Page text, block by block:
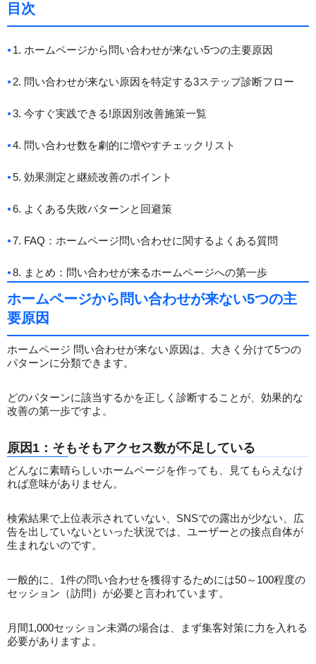
目次
1. ホームページから問い合わせが来ない5つの主要原因
2. 問い合わせが来ない原因を特定する3ステップ診断フロー
3. 今すぐ実践できる!原因別改善施策一覧
4. 問い合わせ数を劇的に増やすチェックリスト
5. 効果測定と継続改善のポイント
6. よくある失敗パターンと回避策
7. FAQ：ホームページ問い合わせに関するよくある質問
8. まとめ：問い合わせが来るホームページへの第一歩
ホームページから問い合わせが来ない5つの主
要原因
ホームページ 問い合わせが来ない原因は、大きく分けて5つの
パターンに分類できます。
どのパターンに該当するかを正しく診断することが、効果的な
改善の第一歩ですよ。
原因1：そもそもアクセス数が不足している
どんなに素晴らしいホームページを作っても、見てもらえなけ
れば意味がありません。
検索結果で上位表示されていない、SNSでの露出が少ない、広
告を出していないといった状況では、ユーザーとの接点自体が
生まれないのです。
一般的に、1件の問い合わせを獲得するためには50～100程度の
セッション（訪問）が必要と言われています。
月間1,000セッション未満の場合は、まず集客対策に力を入れる
必要がありますよ。